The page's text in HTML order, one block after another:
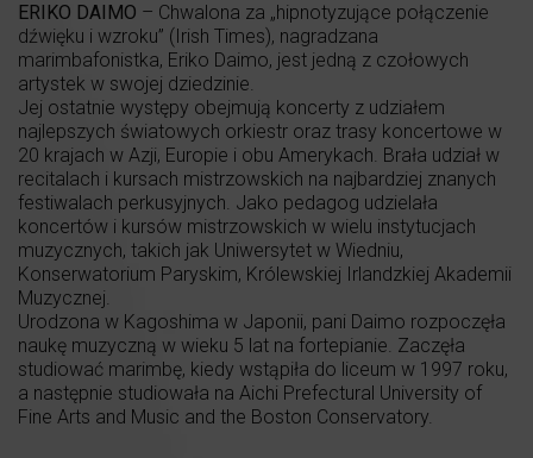
ERIKO DAIMO – Chwalona za „hipnotyzujące połączenie
dźwięku i wzroku” (Irish Times), nagradzana
marimbafonistka, Eriko Daimo, jest jedną z czołowych
artystek w swojej dziedzinie.
Jej ostatnie występy obejmują koncerty z udziałem
najlepszych światowych orkiestr oraz trasy koncertowe w
20 krajach w Azji, Europie i obu Amerykach. Brała udział w
recitalach i kursach mistrzowskich na najbardziej znanych
festiwalach perkusyjnych. Jako pedagog udzielała
koncertów i kursów mistrzowskich w wielu instytucjach
muzycznych, takich jak Uniwersytet w Wiedniu,
Konserwatorium Paryskim, Królewskiej Irlandzkiej Akademii
Muzycznej.
Urodzona w Kagoshima w Japonii, pani Daimo rozpoczęła
naukę muzyczną w wieku 5 lat na fortepianie. Zaczęła
studiować marimbę, kiedy wstąpiła do liceum w 1997 roku,
a następnie studiowała na Aichi Prefectural University of
Fine Arts and Music and the Boston Conservatory.